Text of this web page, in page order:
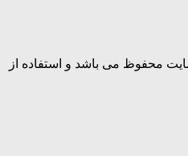
محفوظ می باشد و استفاده از